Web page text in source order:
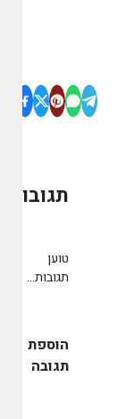
תגובות
טוען
תגובות...
הוספת
תגובה